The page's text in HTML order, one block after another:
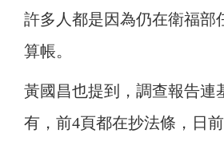
許多人都是因為仍在衛福部
算帳。
黃國昌也提到，調查報告連
有，前4頁都在抄法條，日